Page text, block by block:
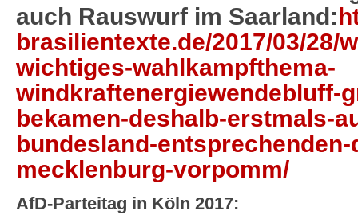
auch Rauswurf im Saarland:
brasilientexte.de/2017/03/28/
wichtiges-wahlkampfthema-
windkraftenergiewendebluff-
bekamen-deshalb-erstmals-
bundesland-
mecklenburg-vorpomm/
AfD-Parteitag in Köln 2017: